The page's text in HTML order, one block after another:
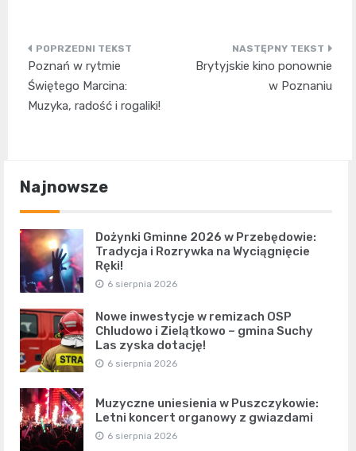
Nawigacja
wpisu
Poznań w rytmie
Świętego Marcina:
Muzyka, radość i rogaliki!
Brytyjskie kino ponownie
w Poznaniu
Najnowsze
Dożynki Gminne 2026 w Przebędowie:
Tradycja i Rozrywka na Wyciągnięcie
Ręki!
6 sierpnia 2026
Nowe inwestycje w remizach OSP
Chludowo i Zielątkowo – gmina Suchy
Las zyska dotację!
6 sierpnia 2026
Muzyczne uniesienia w Puszczykowie:
Letni koncert organowy z gwiazdami
6 sierpnia 2026